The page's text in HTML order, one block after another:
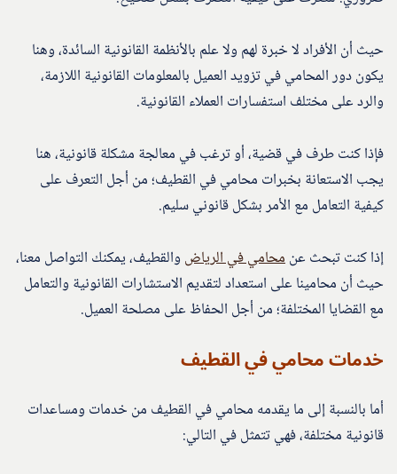
حيث أن الأفراد لا خبرة لهم ولا علم بالأنظمة القانونية السائدة، وهنا
يكون دور المحامي في تزويد العميل بالمعلومات القانونية اللازمة،
والرد على مختلف استفسارات العملاء القانونية.
فإذا كنت طرف في قضية، أو ترغب في معالجة مشكلة قانونية، هنا
يجب الاستعانة بخبرات محامي في القطيف؛ من أجل التعرف على
كيفية التعامل مع الأمر بشكل قانوني سليم.
إذا كنت تبحث عنمحامي في الرياض والقطيف، يمكنك التواصل معنا،
حيث أن محامينا على استعداد لتقديم الاستشارات القانونية والتعامل
مع القضايا المختلفة؛ من أجل الحفاظ على مصلحة العميل.
خدمات محامي في القطيف
أما بالنسبة إلى ما يقدمه محامي في القطيف من خدمات ومساعدات
قانونية مختلفة، فهي تتمثل في التالي: